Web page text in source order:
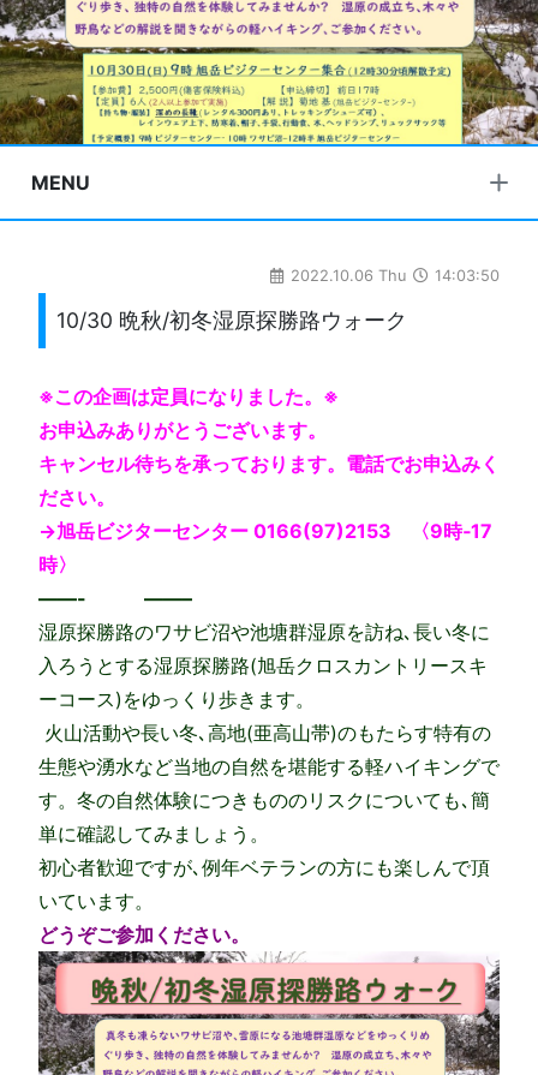
MENU
2022.10.06 Thu 14:03:50
10/30 晩秋/初冬湿原探勝路ウォーク
※この企画は定員になりました。※
お申込みありがとうございます。
キャンセル待ちを承っております。電話でお申込みく
ださい。
→旭岳ビジターセンター 0166(97)2153 〈9時‐17
時〉
——- ——–
湿原探勝路のワサビ沼や池塘群湿原を訪ね､長い冬に
入ろうとする湿原探勝路(旭岳クロスカントリースキ
ーコース)をゆっくり歩きます。
火山活動や長い冬､高地(亜高山帯)のもたらす特有の
生態や湧水など当地の自然を堪能する軽ハイキングで
す。冬の自然体験につきもののリスクについても､簡
単に確認してみましょう。
初心者歓迎ですが､例年ベテランの方にも楽しんで頂
いています。
どうぞご参加ください。